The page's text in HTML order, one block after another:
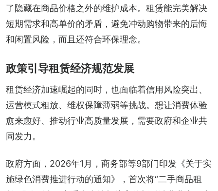
了隐藏在商品价格之外的维护成本。租赁能完美解决
短期需求和高单价的矛盾，避免冲动购物带来的后悔
和闲置风险，而且还符合环保理念。
政策引导租赁经济规范发展
租赁经济加速崛起的同时，也面临着信用风险突出、
运营模式粗放、维权保障薄弱等挑战。想让消费体验
愈来愈好、推动行业高质量发展，需要政府和企业共
同发力。
政府方面，2026年1月，商务部等9部门印发《关于实
施绿色消费推进行动的通知》，首次将“二手商品租